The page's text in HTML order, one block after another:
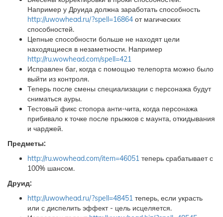
Например у Друида должна заработать способность
http://uwowhead.ru/?spell=16864 от магических
способностей.
Цепные способности больше не находят цели
находящиеся в незаметности. Например
http://ru.wowhead.com/spell=421
Исправлен баг, когда с помощью телепорта можно было
выйти из контроля.
Теперь после смены специализации с персонажа будут
сниматься ауры.
Тестовый фикс стопора анти-чита, когда персонажа
прибивало к точке после прыжков с маунта, откидывания
и чарджей.
Предметы:
http://ru.wowhead.com/item=46051 теперь срабатывает с
100% шансом.
Друид:
http://uwowhead.ru/?spell=48451 теперь, если украсть
или с диспелить эффект - цель исцеляется.